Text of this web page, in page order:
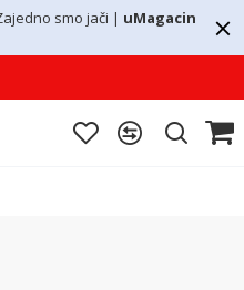
smo jači | uMagacin